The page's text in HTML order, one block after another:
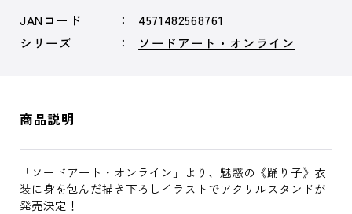
JANコード
4571482568761
シリーズ
ソードアート・オンライン
商品説明
「ソードアート・オンライン」より、魅惑の《踊り子》衣
装に身を包んだ描き下ろしイラストでアクリルスタンドが
発売決定！